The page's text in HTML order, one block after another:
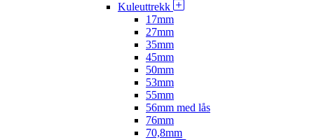
Kuleuttrekk
17mm
27mm
35mm
45mm
50mm
53mm
55mm
56mm med lås
76mm
70,8mm